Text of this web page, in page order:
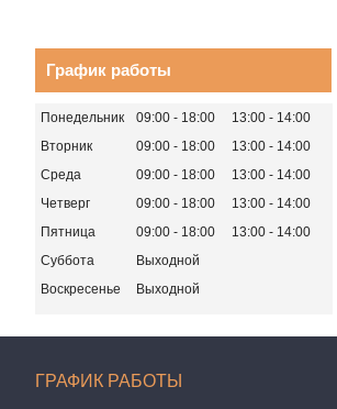
График работы
Понедельник 09:00 18:00 13:00
14:00
Вторник
09:00 18:00 13:00
14:00
Среда
09:00 18:00 13:00
14:00
Четверг
09:00 18:00 13:00
14:00
Пятница
09:00 18:00 13:00
14:00
Суббота
Выходной
Воскресенье
Выходной
ГРАФИК РАБОТЫ